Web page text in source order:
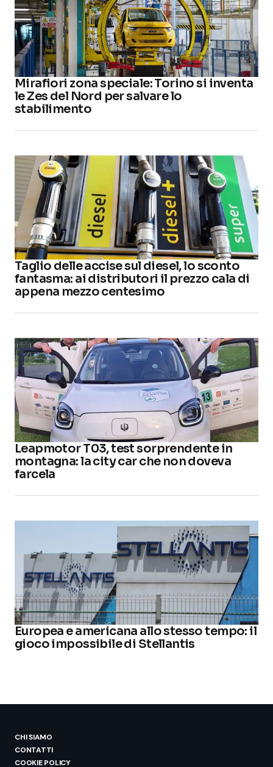
Mirafiori zona speciale: Torino si inventa
le Zes del Nord per salvare lo
stabilimento
Taglio delle accise sul diesel, lo sconto
fantasma: ai distributori il prezzo cala di
appena mezzo centesimo
Leapmotor T03, test sorprendente in
montagna: la city car che non doveva
farcela
Europea e americana allo stesso tempo: il
gioco impossibile di Stellantis
CHI SIAMO
CONTATTI
COOKIE POLICY